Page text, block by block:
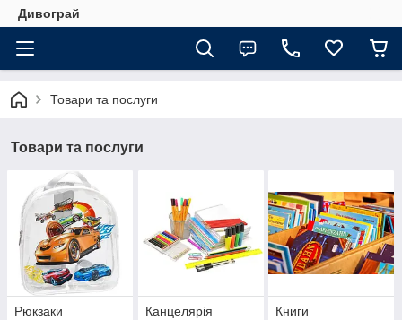
Дивограй
Товари та послуги
Товари та послуги
Рюкзаки Канцелярія Книги